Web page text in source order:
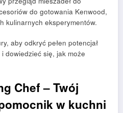
do gotowania Kenwood,
kulinarnych eksperymentów.
aby odkryć pełen potencjał
dowiedzieć się, jak może
Chef – Twój
w kuchni